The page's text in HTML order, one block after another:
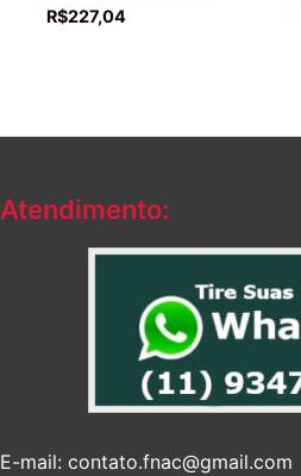
R$227,04
Atendimento:
E-mail: contato.fnac@gmail.com